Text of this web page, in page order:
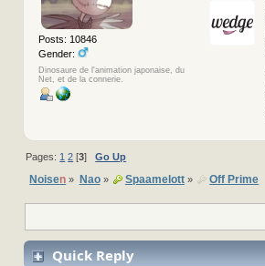
Posts: 10846
Gender:
Dinosaure de l'animation japonaise, du
Net, et de la connerie.
Pages: 1 2 [3]Go Up
Noisen » Nao» Spaamelott» Off Prime
Quick Reply